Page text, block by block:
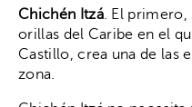
Chichén Itzá. El primero,
orillas del Caribe en el
Castillo, crea una de las
zona.